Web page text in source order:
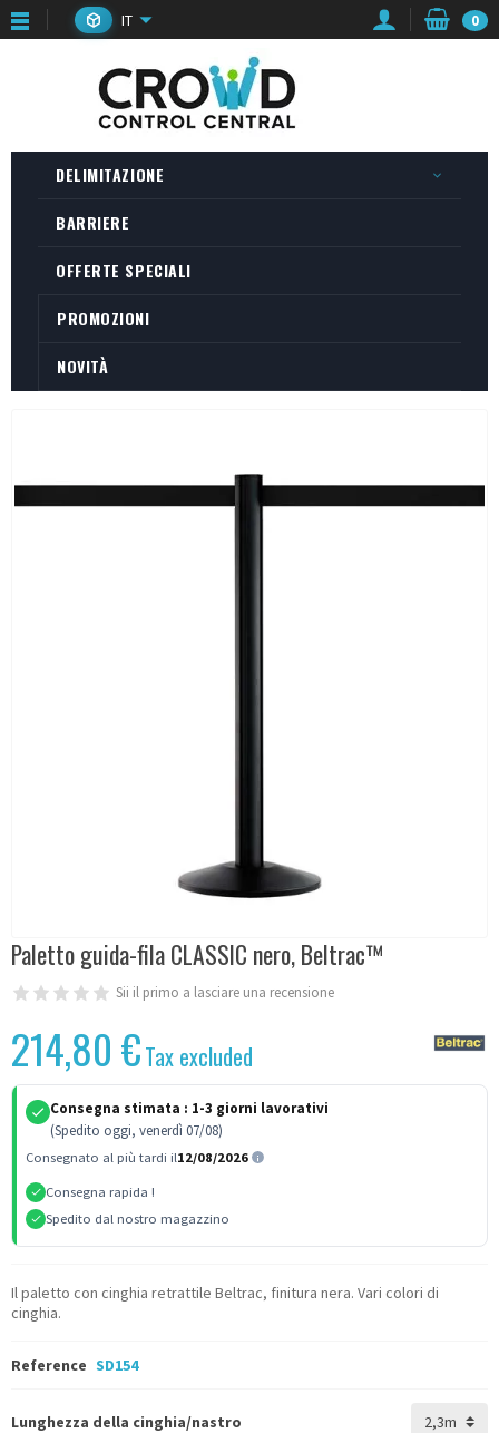
IT 0
DELIMITAZIONE
BARRIERE
OFFERTE SPECIALI
PROMOZIONI
NOVITÀ
Paletto guida-fila CLASSIC nero, Beltrac™
Sii il primo a lasciare una recensione
214,80 €Tax excluded
Consegna stimata : 1-3 giorni lavorativi
(Spedito oggi, venerdì 07/08)
Consegnato al più tardi il12/08/2026
Consegna rapida !
Spedito dal nostro magazzino
Il paletto con cinghia retrattile Beltrac, finitura nera. Vari colori di
cinghia.
Reference SD154
Lunghezza della cinghia/nastro